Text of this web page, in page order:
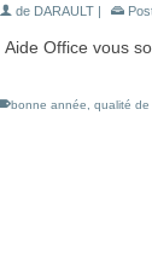
de DARAULT |
Aide Office vous
bonne année qualité de